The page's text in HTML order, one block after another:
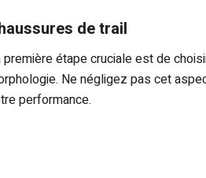
de trail
première étape cruciale est de
Ne négligez pas cet
performance.